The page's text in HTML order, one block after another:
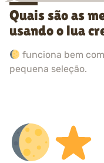
Quais são as
usando o lua
funciona bem
pequena seleção.